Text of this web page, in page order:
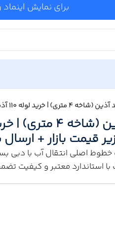
برای نمایش
قیمت لوله 110 سفید آذین
اصلی انتقال آب با دبی
استاندارد معتبر و کیفیت